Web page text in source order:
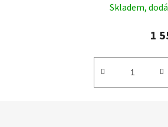
Skladem,
1